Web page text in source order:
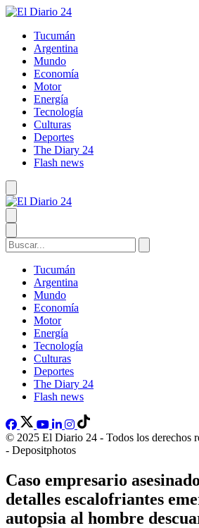
Tucumán
Argentina
Mundo
Economía
Motor
Energía
Tecnología
Culturas
Deportes
The Diary 24
Flash news
Tucumán
Argentina
Mundo
Economía
Motor
Energía
Tecnología
Culturas
Deportes
The Diary 24
Flash news
© 2025 El Diario 24 - Todos los derechos
- Depositphotos
Caso empresario
detalles escalofriantes
autopsia al hombre